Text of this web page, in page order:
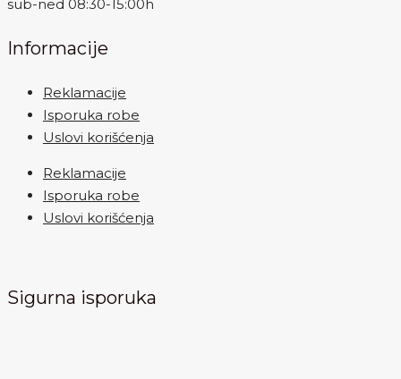
sub-ned 08:30-15:00h
Informacije
Reklamacije
Isporuka robe
Uslovi korišćenja
Reklamacije
Isporuka robe
Uslovi korišćenja
Sigurna isporuka